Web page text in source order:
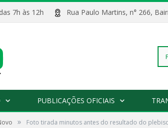
das 7h às 12h Rua Paulo Martins, n° 266,
PUBLICAÇÕES OFICIAIS
» Foto tirada minutos antes do resultado do